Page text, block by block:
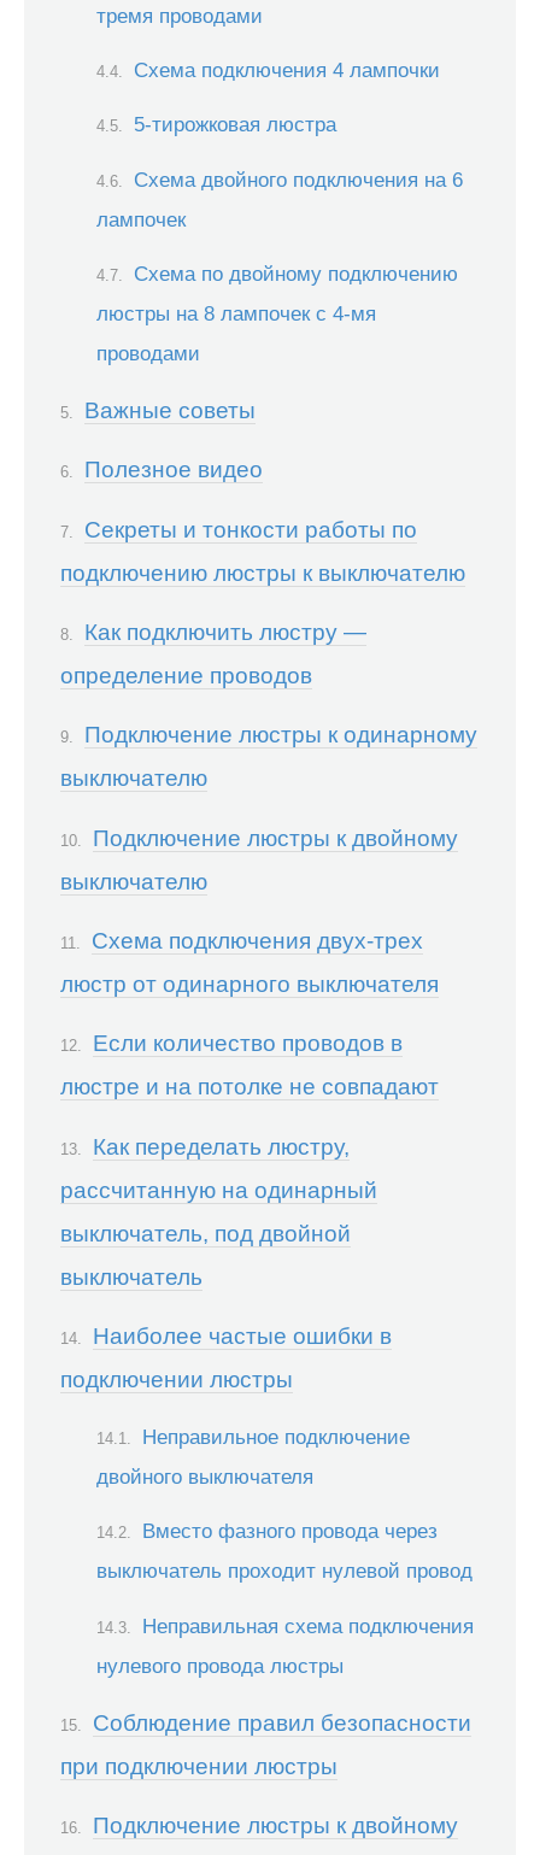
тремя проводами
Схема подключения 4 лампочки
5-тирожковая люстра
Схема двойного подключения на 6
лампочек
Схема по двойному подключению
люстры на 8 лампочек с 4-мя
проводами
Важные советы
Полезное видео
Секреты и тонкости работы по
подключению люстры к выключателю
Как подключить люстру —
определение проводов
Подключение люстры к одинарному
выключателю
Подключение люстры к двойному
выключателю
Схема подключения двух-трех
люстр от одинарного выключателя
Если количество проводов в
люстре и на потолке не совпадают
Как переделать люстру,
рассчитанную на одинарный
выключатель, под двойной
выключатель
Наиболее частые ошибки в
подключении люстры
Неправильное подключение
двойного выключателя
Вместо фазного провода через
выключатель проходит нулевой провод
Неправильная схема подключения
нулевого провода люстры
Соблюдение правил безопасности
при подключении люстры
Подключение люстры к двойному